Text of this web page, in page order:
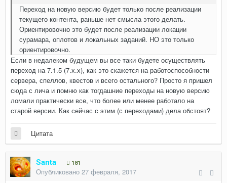
Переход на новую версию будет только после реализации
текущего контента, раньше нет смысла этого делать.
Ориентировочно это будет после реализации локации
сурамара, оплотов и локальных заданий. НО это только
ориентировочно.
Если в недалеком будущем вы все таки будете осуществлять
переход на 7.1.5 (7.х.х), как это скажется на работоспособности
сервера, спеллов, квестов и всего остального? Просто я пришел
сюда с лича и помню как тогдашние переходы на новую версию
ломали практически все, что более или менее работало на
старой версии. Как сейчас с этим (с переходами) дела обстоят?
Цитата
Santa 181
Опубликовано 27 февраля, 2017